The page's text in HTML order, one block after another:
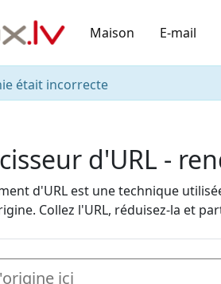
Maison E-mail
était incorrecte
d'URL -
d'URL est une technique
Collez l'URL, réduisez-la et